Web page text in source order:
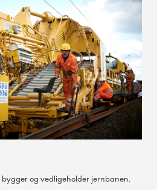
og vedligeholder jernbanen.